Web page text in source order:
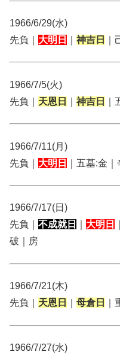
1966/6/29(水)
先負｜ 大明日 神吉日
1966/7/5(火)
先負｜ 天恩日 神吉日
1966/7/11(月)
先負｜ 大明日 ｜五墓:金
1966/7/17(日)
先負｜ 不成就日 大明日
破｜房
1966/7/21(木)
先負｜ 天恩日 母倉日
1966/7/27(水)